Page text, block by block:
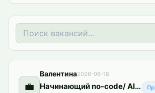
💼
Валентина2026-06-18
Начинающий no-code/ AI- разработчик